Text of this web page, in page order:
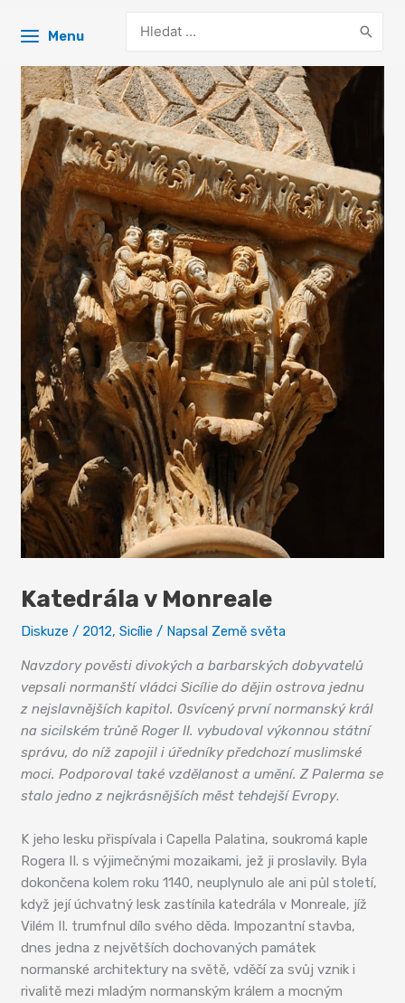
Menu
for:
Katedrála v Monreale
Diskuze / 2012,Sicílie / Napsal Země světa
Navzdory pověsti divokých a barbarských dobyvatelů
vepsali normanští vládci Sicílie do dějin ostrova jednu
z nejslavnějších kapitol. Osvícený první normanský král
na sicilském trůně Roger II. vybudoval výkonnou státní
správu, do níž zapojil i úředníky předchozí muslimské
moci. Podporoval také vzdělanost a umění. Z Palerma se
stalo jedno z nejkrásnějších měst tehdejší Evropy.
K jeho lesku přispívala i Capella Palatina, soukromá kaple
Rogera II. s výjimečnými mozaikami, jež ji proslavily. Byla
dokončena kolem roku 1140, neuplynulo ale ani půl století,
když její úchvatný lesk zastínila katedrála v Monreale, jíž
Vilém II. trumfnul dílo svého děda. Impozantní stavba,
dnes jedna z největších dochovaných památek
normanské architektury na světě, vděčí za svůj vznik i
rivalitě mezi mladým normanským králem a mocným